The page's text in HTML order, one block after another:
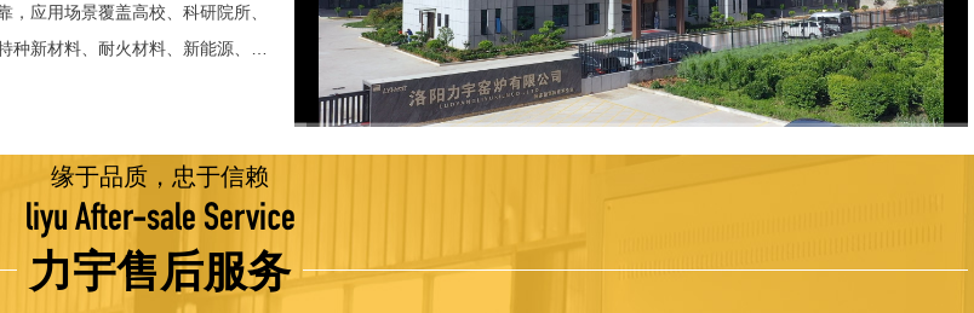
应用场景覆盖高校、科研院所、
新材料、耐火材料、新能源、航
个国家和地区。 近年来，公司通
主营业务收入保持稳步增长，国
坚持精益求精、持续创新，自主
升温快、节能效果显著、温控精
保温、炉体表面温度接近室温等特
方资质认定：高新 技术企业、科
业。 我们坚持以科技促生产，
缘于品质，忠于信赖
liyu After-sale Service
力宇售后服务